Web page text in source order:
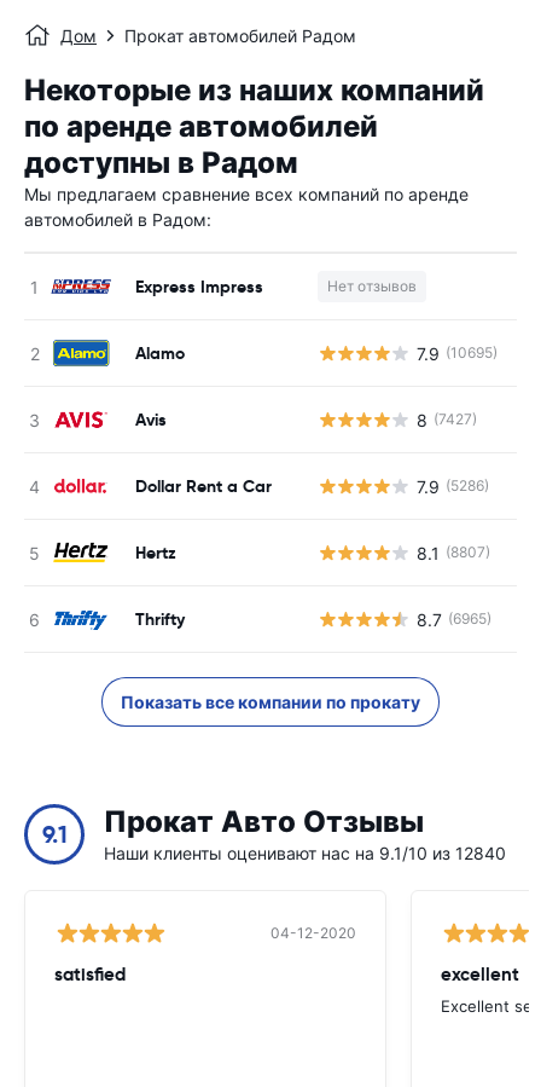
Дом Прокат автомобилей Радом
Некоторые из наших компаний
по аренде автомобилей
доступны в Радом
Мы предлагаем сравнение всех компаний по аренде
автомобилей в Радом:
Express Impress Нет отзывов
Alamo 7.9 (10695)
Avis 8 (7427)
Dollar Rent a Car 7.9 (5286)
Hertz 8.1 (8807)
Thrifty 8.7 (6965)
Показать все компании по прокату
9.1 Прокат Авто Отзывы
Наши клиенты оценивают нас на 9.1/10 из 12840
04-12-2020
satisfied excellent
Excellent